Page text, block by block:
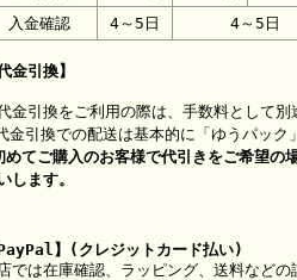
入金確認
4～5日 4～5日
金引換】
金引換をご利用の際は、手数料として
金引換での配送は基本的に「ゆうパック
めてご購入のお客様で代引きをご希望の場
します。
PayPal】(クレジットカード払い)
では在庫確認、ラッピング、送料など